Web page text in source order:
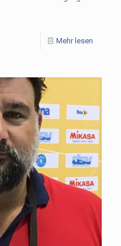
Mehr lesen